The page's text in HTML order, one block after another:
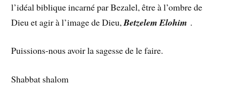
l’idéal biblique incarné par Bezalel, être à l’ombre de
Dieu et agir à l’image de Dieu,Betzelem Elohim .
Puissions-nous avoir la sagesse de le faire.
Shabbat shalom